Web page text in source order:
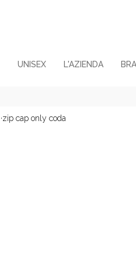
UNISEX L'AZIENDA
·zip cap only coda